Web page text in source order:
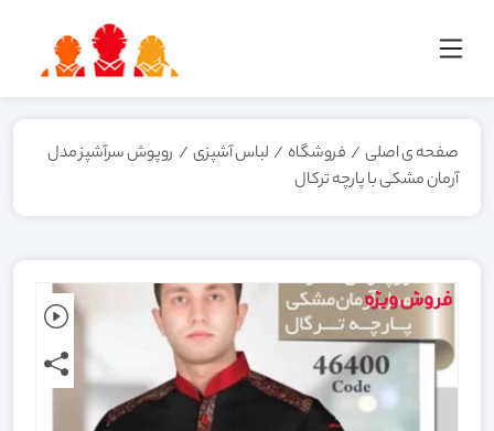
صفحه ی اصلی / فروشگاه / لباس آشپزی / روپوش سرآشپز مدل
آرمان مشکی با پارچه ترکال